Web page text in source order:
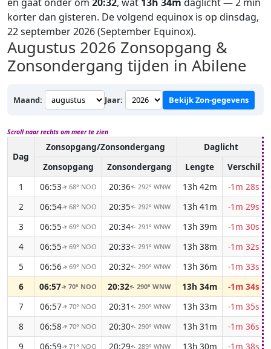
korter dan gisteren. De volgend equinox is op dinsdag,
22 september 2026 (September Equinox).
Augustus 2026 Zonsopgang &
Zonsondergang tijden in Abilene
Maand: Jaar: Bekijk Zon-gegevens
Scroll naar rechts om meer te zien
Dag
Zonsopgang/Zonsondergang Daglicht
Zonsopgang
Zonsondergang Lengte
Verschil
1
06:53↑ 68° NOO 20:36↑ 292° WNW 13h 42m
-1m 28s
2
06:54↑ 68° NOO 20:35↑ 292° WNW 13h 41m
-1m 29s
3
06:55↑ 69° NOO 20:34↑ 291° WNW 13h 39m
-1m 30s
4
06:55↑ 69° NOO 20:33↑ 291° WNW 13h 38m
-1m 32s
5
06:56↑ 69° NOO 20:32↑ 290° WNW 13h 36m
-1m 33s
6
06:57↑70° NOO 20:32↑290° WNW 13h 34m
-1m 34s
7
06:57↑ 70° NOO 20:31 ↑ 290° WNW 13h 33m
-1m 35s
8
06:58↑ 70° NOO 20:30↑ 290° WNW 13h 31m
-1m 36s
9
06:59↑ 71° NOO 20:29↑ 289° WNW 13h 30m
-1m 38s